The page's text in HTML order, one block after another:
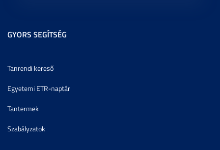
GYORS SEGÍTSÉG
Tanrendi kereső
Egyetemi ETR-naptár
Tantermek
Szabályzatok